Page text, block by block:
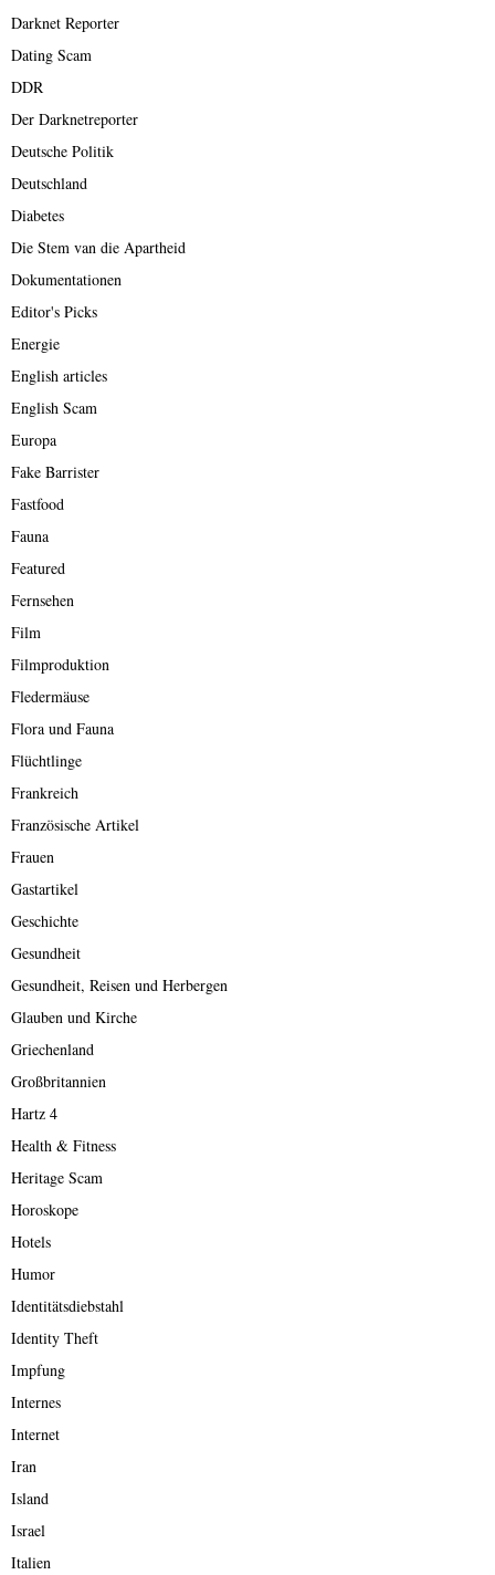
Darknet Reporter
Dating Scam
DDR
Der Darknetreporter
Deutsche Politik
Deutschland
Diabetes
Die Stem van die Apartheid
Dokumentationen
Editor's Picks
Energie
English articles
English Scam
Europa
Fake Barrister
Fastfood
Fauna
Featured
Fernsehen
Film
Filmproduktion
Fledermäuse
Flora und Fauna
Flüchtlinge
Frankreich
Französische Artikel
Frauen
Gastartikel
Geschichte
Gesundheit
Gesundheit, Reisen und Herbergen
Glauben und Kirche
Griechenland
Großbritannien
Hartz 4
Health & Fitness
Heritage Scam
Horoskope
Hotels
Humor
Identitätsdiebstahl
Identity Theft
Impfung
Internes
Internet
Iran
Island
Israel
Italien